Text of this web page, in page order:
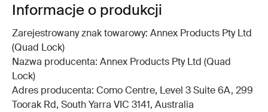
Informacje o produkcji
Zarejestrowany znak towarowy: Annex Products Pty Ltd
(Quad Lock)
Nazwa producenta: Annex Products Pty Ltd (Quad
Lock)
Adres producenta: Como Centre, Level 3 Suite 6A, 299
Toorak Rd, South Yarra VIC 3141, Australia